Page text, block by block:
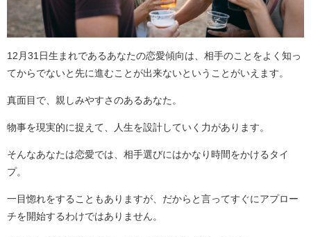
12月31日生まれであるあなたの恋愛傾向は、相手のことをよく知っ
てからでないと先に進むことが出来ないということがいえます。
真面目で、親しみやすさのあるあなた。
物事を現実的に捉えて、人生を設計していく力があります。
そんなあなたは恋愛では、相手選びにはかなり時間をかけるタイ
プ。
一目惚れをすることもありますが、だからと言ってすぐにアプロー
チを開始するわけではありません。